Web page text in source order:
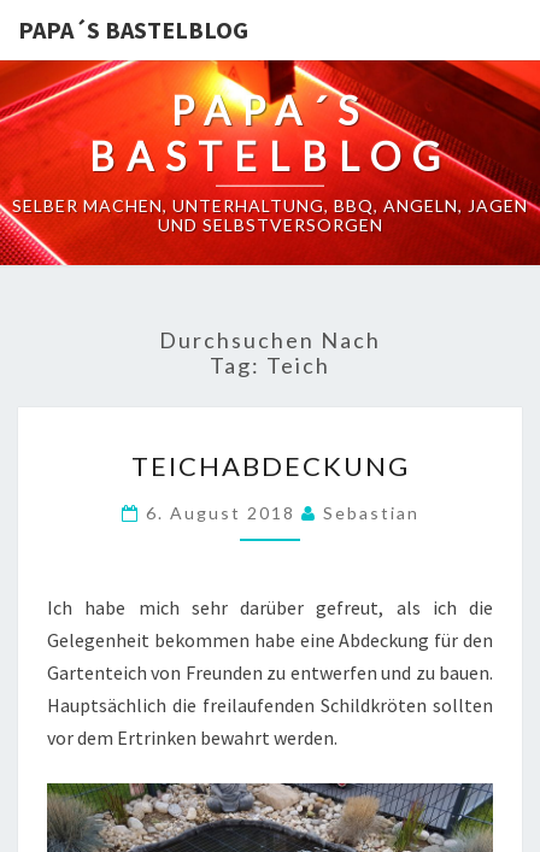
PAPA´S BASTELBLOG
PAPA´S
BASTELBLOG
SELBER MACHEN, UNTERHALTUNG, BBQ, ANGELN, JAGEN
UND SELBSTVERSORGEN
Durchsuchen Nach
Tag: Teich
TEICHABDECKUNG
6. August 2018 Sebastian
Ich habe mich sehr darüber gefreut, als ich die
Gelegenheit bekommen habe eine Abdeckung für den
Gartenteich von Freunden zu entwerfen und zu bauen.
Hauptsächlich die freilaufenden Schildkröten sollten
vor dem Ertrinken bewahrt werden.